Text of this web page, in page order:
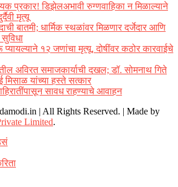
प्रकार! डिझेलअभावी रुग्णवाहिका न मिळाल्याने
मृत्यू
बातमी; धार्मिक स्थळांवर मिळणार दर्जेदार आणि
प्यायल्याने १२ जणांचा मृत्यू, दोषींवर कठोर कारवाईचे
अविरत समाजकार्याची दखल; डॉ. सोमनाथ गिते
मिसाळ यांच्या हस्ते सत्कार
सावध राहण्याचे आवाहन
| All Rights Reserved. | Made by
Limited.